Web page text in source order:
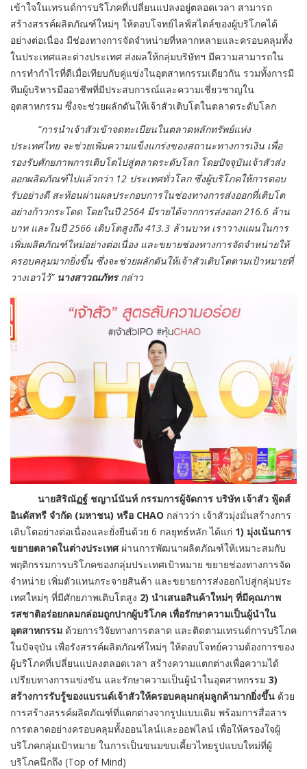
เข้าใจในเทรนด์การบริโภคที่เปลี่ยนแปลงอยู่ตลอดเวลา สามารถ
สร้างสรรค์ผลิตภัณฑ์ใหม่ๆ ให้ตอบโจทย์ไลฟ์สไตล์ของผู้บริโภคได้
อย่างต่อเนื่อง มีช่องทางการจัดจำหน่ายที่หลากหลายและครอบคลุมทั้ง
ในประเทศและต่างประเทศ ส่งผลให้กลุ่มบริษัทฯ มีความสามารถใน
การทำกำไรที่ดีเมื่อเทียบกับคู่แข่งในอุตสาหกรรมเดียวกัน รวมทั้งการมี
ทีมผู้บริหารมืออาชีพที่มีประสบการณ์และความเชี่ยวชาญใน
อุตสาหกรรม ซึ่งจะช่วยผลักดันให้เจ้าสัวเติบโตในตลาดระดับโลก
“การนำเจ้าสัวเข้าจดทะเบียนในตลาดหลักทรัพย์แห่ง
ประเทศไทย จะช่วยเพิ่มความแข็งแกร่งของสถานะทางการเงิน เพื่อ
รองรับศักยภาพการเติบโตไปสู่ตลาดระดับโลก โดยปัจจุบันเจ้าสัวส่ง
ออกผลิตภัณฑ์ไปแล้วกว่า 12 ประเทศทั่วโลก ซึ่งผู้บริโภคให้การตอบ
รับอย่างดี สะท้อนผ่านผลประกอบการในช่องทางการส่งออกที่เติบโต
อย่างก้าวกระโดด โดยในปี 2564 มีรายได้จากการส่งออก 216.6 ล้าน
บาท และในปี 2566 เติบโตสูงถึง 413.3 ล้านบาท เราวางแผนในการ
เพิ่มผลิตภัณฑ์ใหม่อย่างต่อเนื่อง และขยายช่องทางการจัดจำหน่ายให้
ครอบคลุมมากยิ่งขึ้น ซึ่งจะช่วยผลักดันให้เจ้าสัวเติบโตตามเป้าหมายที่
วางเอาไว้” นางสาวณภัทรกล่าว
นายสิริณัฏฐ์ ชญาน์นันท์ กรรมการผู้จัดการ บริษัท เจ้าสัว ฟู้ดส์
อินดัสทรี จำกัด (มหาชน) หรือ CHAO กล่าวว่า เจ้าสัวมุ่งมั่นสร้างการ
เติบโตอย่างต่อเนื่องและยั่งยืนด้วย 6 กลยุทธ์หลัก ได้แก่ 1) มุ่งเน้นการ
ขยายตลาดในต่างประเทศ ผ่านการพัฒนาผลิตภัณฑ์ให้เหมาะสมกับ
พฤติกรรมการบริโภคของกลุ่มประเทศเป้าหมาย ขยายช่องทางการจัด
จำหน่าย เพิ่มตัวแทนกระจายสินค้า และขยายการส่งออกไปสู่กลุ่มประ
เทศใหม่ๆ ที่มีศักยภาพเติบโตสูง 2) นำเสนอสินค้าใหม่ๆ ที่มีคุณภาพ
รสชาติอร่อยกลมกล่อมถูกปากผู้บริโภค เพื่อรักษาความเป็นผู้นำใน
อุตสาหกรรม ด้วยการวิจัยทางการตลาด และติดตามเทรนด์การบริโภค
ในปัจจุบัน เพื่อรังสรรค์ผลิตภัณฑ์ใหม่ๆ ให้ตอบโจทย์ความต้องการของ
ผู้บริโภคที่เปลี่ยนแปลงตลอดเวลา สร้างความแตกต่างเพื่อความได้
เปรียบทางการแข่งขัน และรักษาความเป็นผู้นำในอุตสาหกรรม 3)
สร้างการรับรู้ของแบรนด์เจ้าสัวให้ครอบคลุมกลุ่มลูกค้ามากยิ่งขึ้น ด้วย
การสร้างสรรค์ผลิตภัณฑ์ที่แตกต่างจากรูปแบบเดิม พร้อมการสื่อสาร
การตลาดอย่างครอบคลุมทั้งออนไลน์และออฟไลน์ เพื่อให้ครองใจผู้
บริโภคกลุ่มเป้าหมาย ในการเป็นขนมขบเคี้ยวไทยรูปแบบใหม่ที่ผู้
บริโภคนึกถึง (Top of Mind)